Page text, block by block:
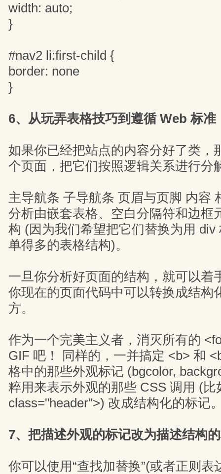
width: auto;
}
#nav2 li:first-child {
border: none
}
6、从玩弄表格技巧到遵循 Web 标准
如果你已经把站点的内容分好了类，
个页面，把它们按照逻辑关系进行分
主导航条 子导航条 页眉与页脚 内容
分析由嵌套表格、空白分隔符和边框
构 (因为我们希望把它们替换为用 div
单得多的表格结构)。
一旦你分析好页面的结构，就可以着
你现在的页面代码中可以转换成结构
方。
作为一个完美主义者，消灭所有的
GIF 吧！ 同样的，一并搞定 <b> 和
格中的那些外观标记 (bgcolor,
粹用来表示外观的那些 CSS 调用 (比
class="header">) 改成结构化的标记
7、把描述外观的标记改为描述结构
你可以使用“查找加替换”(或者正则表